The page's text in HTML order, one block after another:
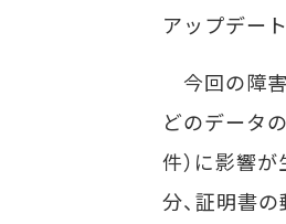
アップデー
今回の障害
どのデータ
件）に影響
分、証明書